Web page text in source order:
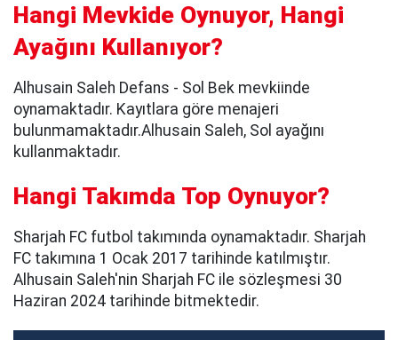
Hangi Mevkide Oynuyor, Hangi
Ayağını Kullanıyor?
Alhusain Saleh Defans - Sol Bek mevkiinde
oynamaktadır. Kayıtlara göre menajeri
bulunmamaktadır.Alhusain Saleh, Sol ayağını
kullanmaktadır.
Hangi Takımda Top Oynuyor?
Sharjah FC futbol takımında oynamaktadır. Sharjah
FC takımına 1 Ocak 2017 tarihinde katılmıştır.
Alhusain Saleh'nin Sharjah FC ile sözleşmesi 30
Haziran 2024 tarihinde bitmektedir.